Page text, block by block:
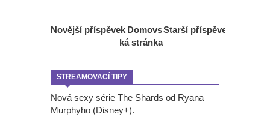
Novější příspěvek Starší příspěvek
Domovs
ká stránka
STREAMOVACÍ TIPY
Nová sexy série The Shards od Ryana
Murphyho (Disney+).